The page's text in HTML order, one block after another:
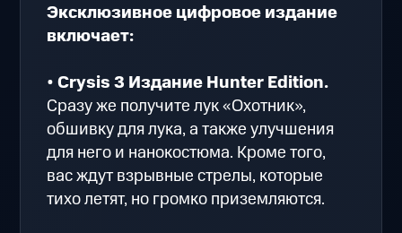
Эксклюзивное цифровое издание
включает:
•Crysis 3 Издание Hunter Edition.
Сразу же получите лук «Охотник»,
обшивку для лука, а также улучшения
для него и нанокостюма. Кроме того,
вас ждут взрывные стрелы, которые
тихо летят, но громко приземляются.